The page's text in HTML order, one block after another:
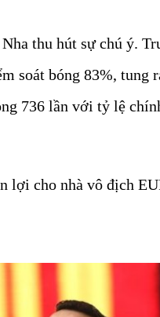
thu hút sự chú ý.
soát bóng 83%, tung
736 lần với tỷ lệ
lợi cho nhà vô địch